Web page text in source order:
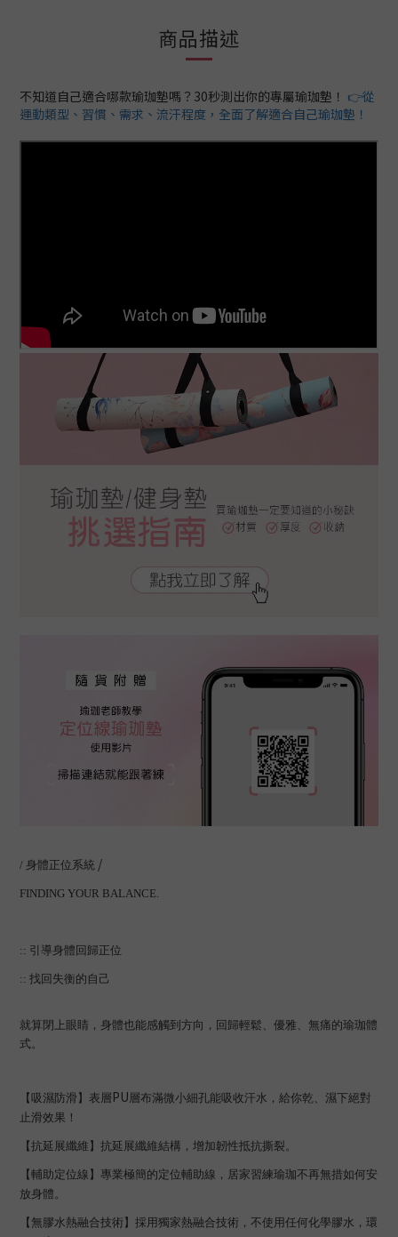
商品描述
不知道自己適合哪款瑜珈墊嗎？30秒測出你的專屬瑜珈墊！ 👉從
運動類型、習慣、需求、流汗程度，全面了解適合自己瑜珈墊！
/ 身體正位系統 /
FINDING YOUR BALANCE.
:: 引導身體回歸正位
:: 找回失衡的自己
就算閉上眼睛，身體也能感觸到方向，回歸輕鬆、優雅、無痛的瑜珈體
式。
【吸濕防滑】表層 PU層布滿微小細孔能吸收汗水，給你乾、濕下絕對
止滑效果！
【抗延展纖維】抗延展纖維結構，增加韌性抵抗撕裂。
【輔助定位線】專業極簡的定位輔助線，居家習練瑜珈不再無措如何安
放身體。
【無膠水熱融合技術】採用獨家熱融合技術，不使用任何化學膠水，環